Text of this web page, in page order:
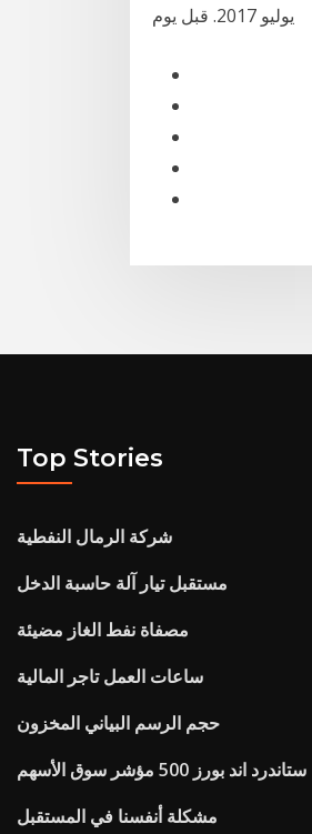
يوليو 2017. قبل يوم
Top Stories
شركة الرمال النفطية
مستقبل تيار آلة حاسبة الدخل
مصفاة نفط الغاز مضيئة
ساعات العمل تاجر المالية
حجم الرسم البياني المخزون
ستاندرد اند بورز 500 مؤشر سوق الأسهم
مشكلة أنفسنا في المستقبل